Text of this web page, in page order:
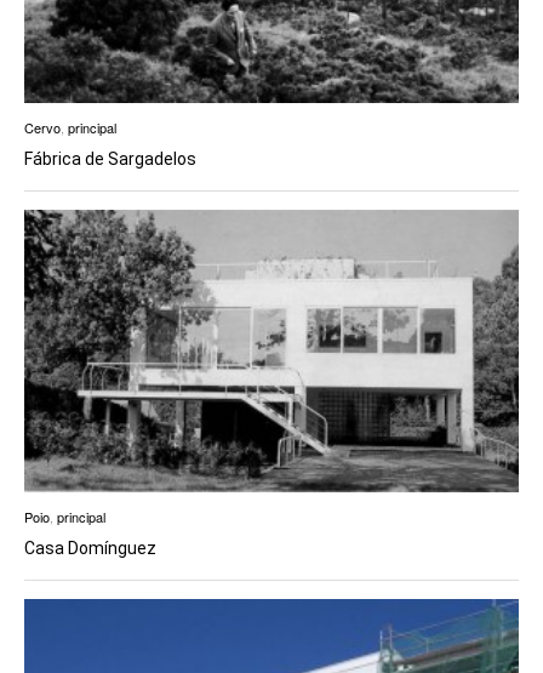
Cervo principal
Fábrica de Sargadelos
Poio, principal
Casa Domínguez